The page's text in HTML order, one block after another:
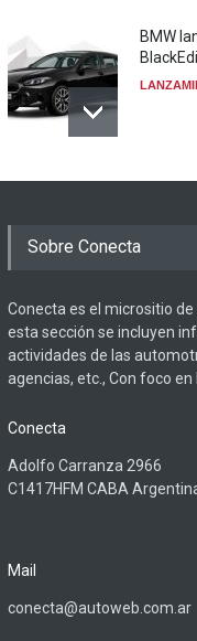
BMW
Sobre Conecta
Conecta es el micrositio
esta sección se incluyen
actividades de las
agencias, etc., Con foco
Conecta
Adolfo Carranza 2966
C1417HFM CABA
Mail
conecta@autoweb.com.ar